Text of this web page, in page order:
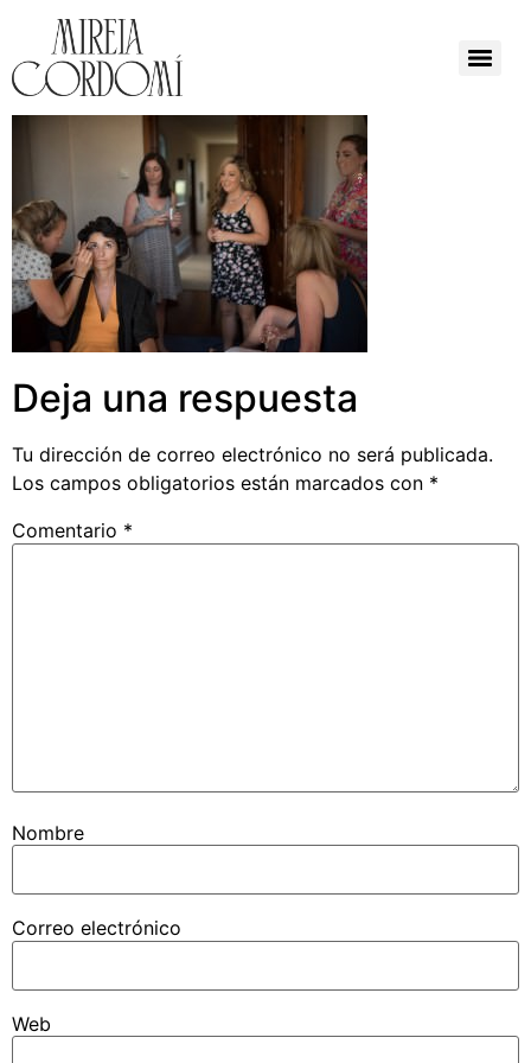
Deja una respuesta
Tu dirección de correo electrónico no será publicada.
Los campos obligatorios están marcados con *
Comentario *
Nombre
Correo electrónico
Web